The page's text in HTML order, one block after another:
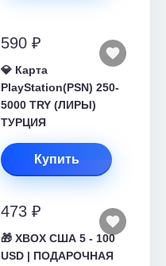
590 ₽
💎 Карта
PlayStation(PSN) 250-
5000 TRY (ЛИРЫ)
ТУРЦИЯ
Купить
473 ₽
🎁 XBOX США 5 - 100
USD | ПОДАРОЧНАЯ